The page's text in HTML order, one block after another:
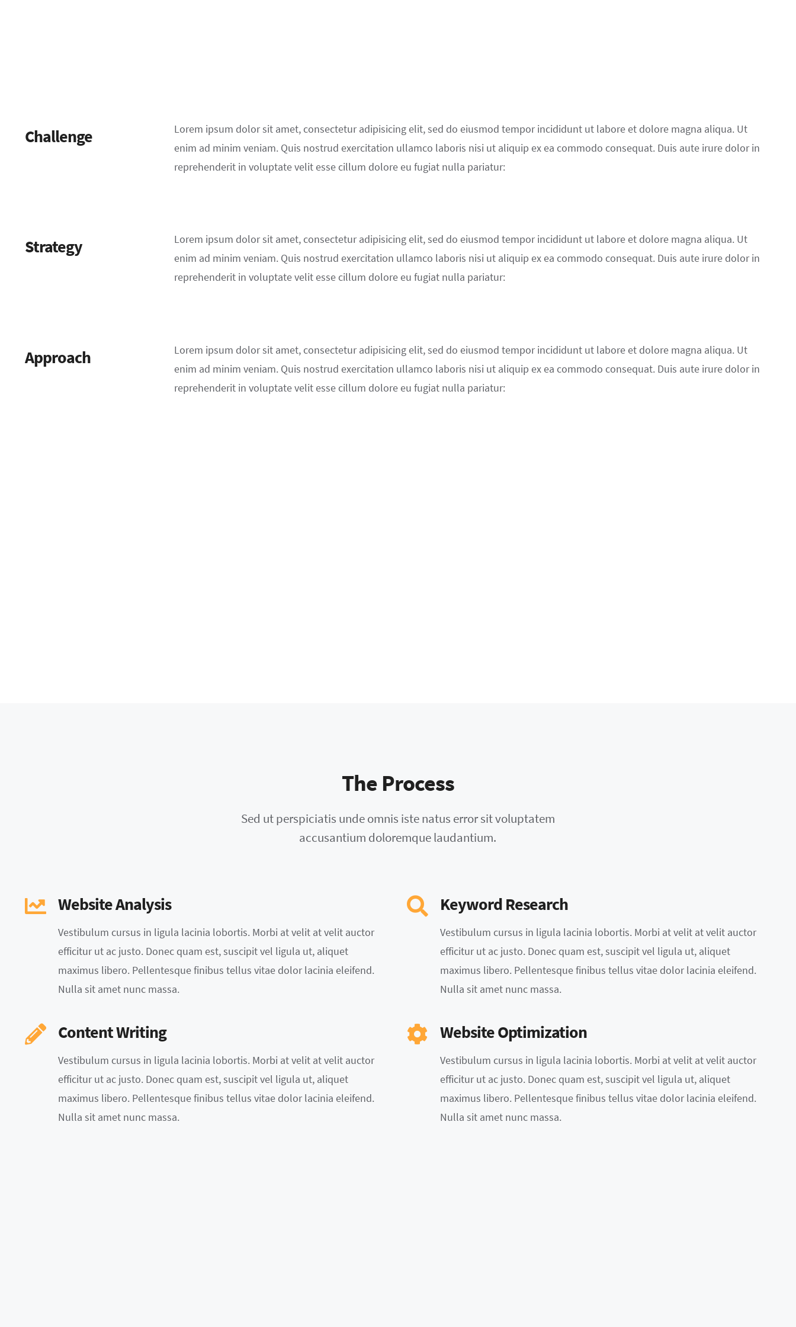
Challenge
Lorem ipsum dolor sit amet, consectetur adipisicing elit, sed do eiusmod tempor incididunt ut labore et dolore magna aliqua. Ut
enim ad minim veniam. Quis nostrud exercitation ullamco laboris nisi ut aliquip ex ea commodo consequat. Duis aute irure dolor in
reprehenderit in voluptate velit esse cillum dolore eu fugiat nulla pariatur:
Strategy
Lorem ipsum dolor sit amet, consectetur adipisicing elit, sed do eiusmod tempor incididunt ut labore et dolore magna aliqua. Ut
enim ad minim veniam. Quis nostrud exercitation ullamco laboris nisi ut aliquip ex ea commodo consequat. Duis aute irure dolor in
reprehenderit in voluptate velit esse cillum dolore eu fugiat nulla pariatur:
Approach
Lorem ipsum dolor sit amet, consectetur adipisicing elit, sed do eiusmod tempor incididunt ut labore et dolore magna aliqua. Ut
enim ad minim veniam. Quis nostrud exercitation ullamco laboris nisi ut aliquip ex ea commodo consequat. Duis aute irure dolor in
reprehenderit in voluptate velit esse cillum dolore eu fugiat nulla pariatur:
The Process
Sed ut perspiciatis unde omnis iste natus error sit voluptatem
accusantium doloremque laudantium.
Website Analysis
Vestibulum cursus in ligula lacinia lobortis. Morbi at velit at velit auctor
efficitur ut ac justo. Donec quam est, suscipit vel ligula ut, aliquet
maximus libero. Pellentesque finibus tellus vitae dolor lacinia eleifend.
Nulla sit amet nunc massa.
Keyword Research
Vestibulum cursus in ligula lacinia lobortis. Morbi at velit at velit auctor
efficitur ut ac justo. Donec quam est, suscipit vel ligula ut, aliquet
maximus libero. Pellentesque finibus tellus vitae dolor lacinia eleifend.
Nulla sit amet nunc massa.
Content Writing
Vestibulum cursus in ligula lacinia lobortis. Morbi at velit at velit auctor
efficitur ut ac justo. Donec quam est, suscipit vel ligula ut, aliquet
maximus libero. Pellentesque finibus tellus vitae dolor lacinia eleifend.
Nulla sit amet nunc massa.
Website Optimization
Vestibulum cursus in ligula lacinia lobortis. Morbi at velit at velit auctor
efficitur ut ac justo. Donec quam est, suscipit vel ligula ut, aliquet
maximus libero. Pellentesque finibus tellus vitae dolor lacinia eleifend.
Nulla sit amet nunc massa.